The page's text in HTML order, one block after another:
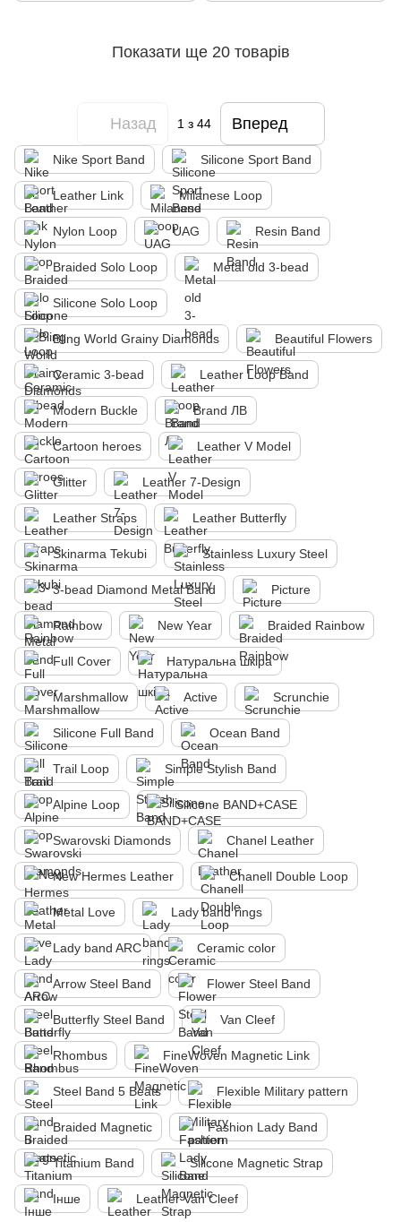
Показати ще 20 товарів
Назад 1з 44 Вперед
Nike Sport Band Silicone Sport Band
Leather Link Milanese Loop
Nylon Loop UAG Resin Band
Braided Solo Loop Metal old 3-bead
Silicone Solo Loop
Bling World Grainy Diamonds Beautiful Flowers
Ceramic 3-bead Leather Loop Band
Modern Buckle Brand ЛВ
Cartoon heroes Leather V Model
Glitter Leather 7-Design
Leather Straps Leather Butterfly
Skinarma Tekubi Stainless Luxury Steel
3-bead Diamond Metal Band Picture
Rainbow New Year Braided Rainbow
Full Cover Натуральна шкіра
Marshmallow Active Scrunchie
Silicone Full Band Ocean Band
Trail Loop Simple Stylish Band
Alpine Loop Silicone BAND+CASE
Swarovski Diamonds Chanel Leather
New Hermes Leather Chanell Double Loop
Metal Love Lady band rings
Lady band ARC Ceramic color
Arrow Steel Band Flower Steel Band
Butterfly Steel Band Van Cleef
Rhombus FineWoven Magnetic Link
Steel Band 5 Beats Flexible Military pattern
Braided Magnetic Fashion Lady Band
Titanium Band Silicone Magnetic Strap
Інше Leather Van Cleef